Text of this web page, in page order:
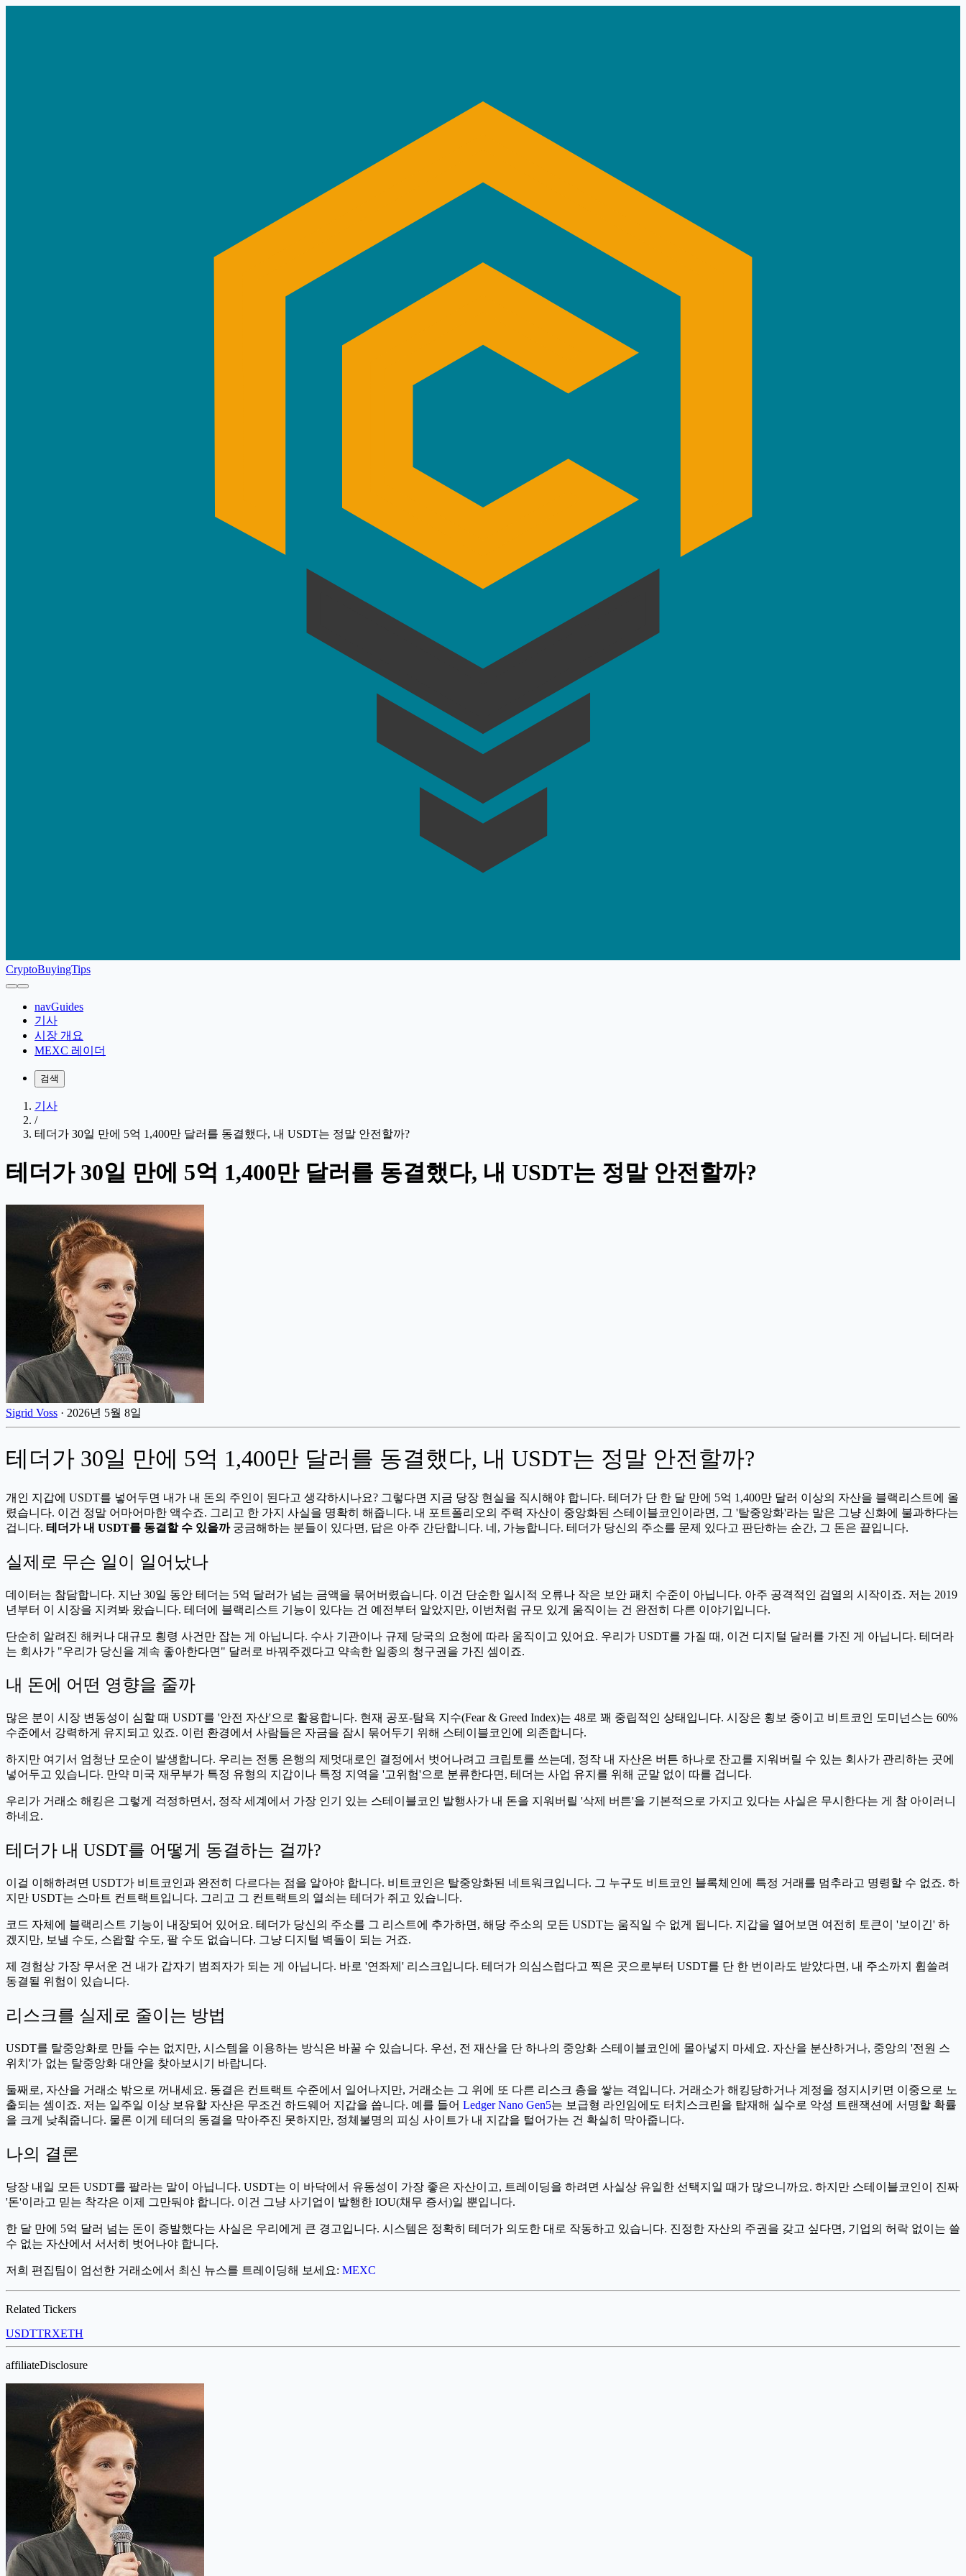
CryptoBuyingTips
navGuides
기사
시장 개요
MEXC 레이더
검색
기사
/
테더가 30일 만에 5억 1,400만 달러를 동결했다, 내 USDT는 정말 안전할까?
테더가 30일 만에 5억 1,400만 달러를 동결했다, 내 USDT는 정말 안전할까?
Sigrid Voss · 2026년 5월 8일
테더가 30일 만에 5억 1,400만 달러를 동결했다, 내 USDT는 정말 안전할까?
개인 지갑에 USDT를 넣어두면 내가 내 돈의 주인이 된다고 생각하시나요? 그렇다면 지금 당장 현실을 직시해야 합니다. 테더가 단 한 달 만에 5억 1,400만 달러 이상의 자산을 블랙리스트에 올
렸습니다. 이건 정말 어마어마한 액수죠. 그리고 한 가지 사실을 명확히 해줍니다. 내 포트폴리오의 주력 자산이 중앙화된 스테이블코인이라면, 그 '탈중앙화'라는 말은 그냥 신화에 불과하다는
겁니다. 테더가 내 USDT를 동결할 수 있을까궁금해하는 분들이 있다면, 답은 아주 간단합니다. 네, 가능합니다. 테더가 당신의 주소를 문제 있다고 판단하는 순간, 그 돈은 끝입니다.
실제로 무슨 일이 일어났나
데이터는 참담합니다. 지난 30일 동안 테더는 5억 달러가 넘는 금액을 묶어버렸습니다. 이건 단순한 일시적 오류나 작은 보안 패치 수준이 아닙니다. 아주 공격적인 검열의 시작이죠. 저는 2019
년부터 이 시장을 지켜봐 왔습니다. 테더에 블랙리스트 기능이 있다는 건 예전부터 알았지만, 이번처럼 규모 있게 움직이는 건 완전히 다른 이야기입니다.
단순히 알려진 해커나 대규모 횡령 사건만 잡는 게 아닙니다. 수사 기관이나 규제 당국의 요청에 따라 움직이고 있어요. 우리가 USDT를 가질 때, 이건 디지털 달러를 가진 게 아닙니다. 테더라
는 회사가 "우리가 당신을 계속 좋아한다면" 달러로 바꿔주겠다고 약속한 일종의 청구권을 가진 셈이죠.
내 돈에 어떤 영향을 줄까
많은 분이 시장 변동성이 심할 때 USDT를 '안전 자산'으로 활용합니다. 현재 공포-탐욕 지수(Fear & Greed Index)는 48로 꽤 중립적인 상태입니다. 시장은 횡보 중이고 비트코인 도미넌스는 60%
수준에서 강력하게 유지되고 있죠. 이런 환경에서 사람들은 자금을 잠시 묶어두기 위해 스테이블코인에 의존합니다.
하지만 여기서 엄청난 모순이 발생합니다. 우리는 전통 은행의 제멋대로인 결정에서 벗어나려고 크립토를 쓰는데, 정작 내 자산은 버튼 하나로 잔고를 지워버릴 수 있는 회사가 관리하는 곳에
넣어두고 있습니다. 만약 미국 재무부가 특정 유형의 지갑이나 특정 지역을 '고위험'으로 분류한다면, 테더는 사업 유지를 위해 군말 없이 따를 겁니다.
우리가 거래소 해킹은 그렇게 걱정하면서, 정작 세계에서 가장 인기 있는 스테이블코인 발행사가 내 돈을 지워버릴 '삭제 버튼'을 기본적으로 가지고 있다는 사실은 무시한다는 게 참 아이러니
하네요.
테더가 내 USDT를 어떻게 동결하는 걸까?
이걸 이해하려면 USDT가 비트코인과 완전히 다르다는 점을 알아야 합니다. 비트코인은 탈중앙화된 네트워크입니다. 그 누구도 비트코인 블록체인에 특정 거래를 멈추라고 명령할 수 없죠. 하
지만 USDT는 스마트 컨트랙트입니다. 그리고 그 컨트랙트의 열쇠는 테더가 쥐고 있습니다.
코드 자체에 블랙리스트 기능이 내장되어 있어요. 테더가 당신의 주소를 그 리스트에 추가하면, 해당 주소의 모든 USDT는 움직일 수 없게 됩니다. 지갑을 열어보면 여전히 토큰이 '보이긴' 하
겠지만, 보낼 수도, 스왑할 수도, 팔 수도 없습니다. 그냥 디지털 벽돌이 되는 거죠.
제 경험상 가장 무서운 건 내가 갑자기 범죄자가 되는 게 아닙니다. 바로 '연좌제' 리스크입니다. 테더가 의심스럽다고 찍은 곳으로부터 USDT를 단 한 번이라도 받았다면, 내 주소까지 휩쓸려
동결될 위험이 있습니다.
리스크를 실제로 줄이는 방법
USDT를 탈중앙화로 만들 수는 없지만, 시스템을 이용하는 방식은 바꿀 수 있습니다. 우선, 전 재산을 단 하나의 중앙화 스테이블코인에 몰아넣지 마세요. 자산을 분산하거나, 중앙의 '전원 스
위치'가 없는 탈중앙화 대안을 찾아보시기 바랍니다.
둘째로, 자산을 거래소 밖으로 꺼내세요. 동결은 컨트랙트 수준에서 일어나지만, 거래소는 그 위에 또 다른 리스크 층을 쌓는 격입니다. 거래소가 해킹당하거나 계정을 정지시키면 이중으로 노
출되는 셈이죠. 저는 일주일 이상 보유할 자산은 무조건 하드웨어 지갑을 씁니다. 예를 들어 Ledger Nano Gen5는 보급형 라인임에도 터치스크린을 탑재해 실수로 악성 트랜잭션에 서명할 확률
을 크게 낮춰줍니다. 물론 이게 테더의 동결을 막아주진 못하지만, 정체불명의 피싱 사이트가 내 지갑을 털어가는 건 확실히 막아줍니다.
나의 결론
당장 내일 모든 USDT를 팔라는 말이 아닙니다. USDT는 이 바닥에서 유동성이 가장 좋은 자산이고, 트레이딩을 하려면 사실상 유일한 선택지일 때가 많으니까요. 하지만 스테이블코인이 진짜
'돈'이라고 믿는 착각은 이제 그만둬야 합니다. 이건 그냥 사기업이 발행한 IOU(채무 증서)일 뿐입니다.
한 달 만에 5억 달러 넘는 돈이 증발했다는 사실은 우리에게 큰 경고입니다. 시스템은 정확히 테더가 의도한 대로 작동하고 있습니다. 진정한 자산의 주권을 갖고 싶다면, 기업의 허락 없이는 쓸
수 없는 자산에서 서서히 벗어나야 합니다.
저희 편집팀이 엄선한 거래소에서 최신 뉴스를 트레이딩해 보세요: MEXC
Related Tickers
USDTTRXETH
affiliateDisclosure